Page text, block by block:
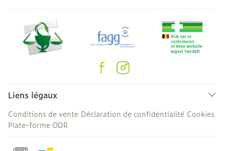
Liens légaux
Conditions de vente Déclaration de confidentialité Cookies
Plate-forme ODR